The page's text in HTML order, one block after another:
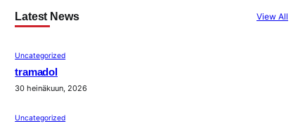
Latest News View All
Uncategorized
tramadol
30 heinäkuun, 2026
Uncategorized